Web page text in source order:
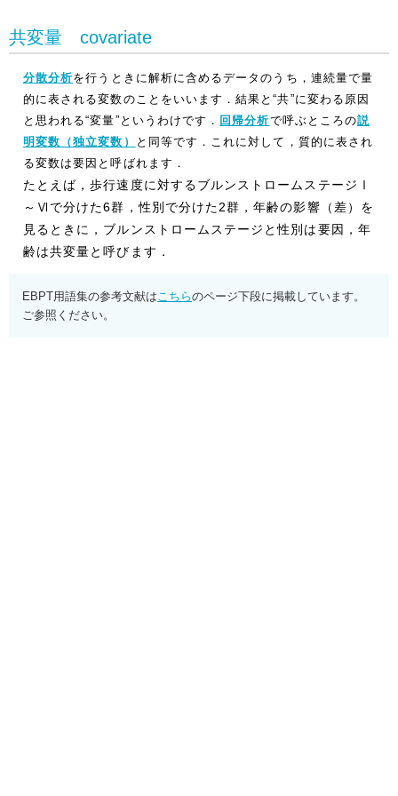
共変量 covariate
分散分析を行うときに解析に含めるデータのうち，連続量で量
的に表される変数のことをいいます．結果と“共”に変わる原因
と思われる“変量”というわけです． 回帰分析で呼ぶところの説
明変数（独立変数）
と同等です．これに対して，質的に表され
る変数は要因と呼ばれます．
たとえば，歩行速度に対するブルンストロームステージⅠ
～Ⅵで分けた6群，性別で分けた2群，年齢の影響（差）を
見るときに，ブルンストロームステージと性別は要因，年
齢は共変量と呼びます．
EBPT用語集の参考文献はこちらのページ下段に掲載しています。
ご参照ください。